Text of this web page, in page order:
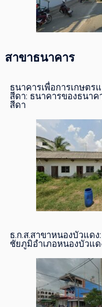
สาขาธนาคาร
ธนาคารเพื่อการเกษต
สีดา: ธนาคารของธนา
สีดา
ธ.ก.ส.สาขาหนองบัวแด
ชัยภูมิอำเภอหนองบัวแด